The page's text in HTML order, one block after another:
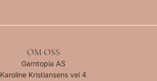
OM OSS
Garntopia AS
Karoline Kristiansens vei 4